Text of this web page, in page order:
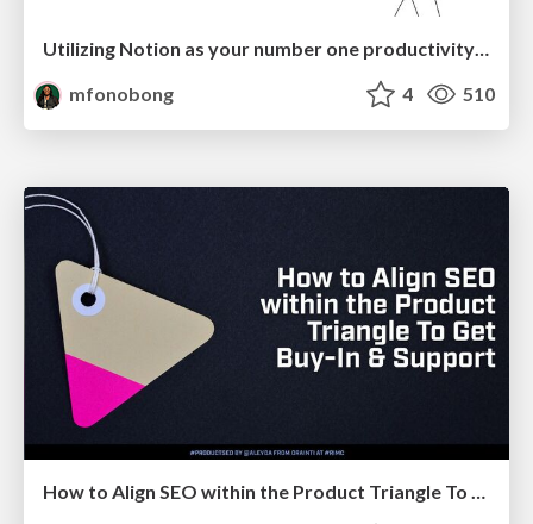
Utilizing Notion as your number one productivity tool
mfonobong
4 510
How to Align SEO within the Product Triangle To Get Buy-In & Support - #RIMC